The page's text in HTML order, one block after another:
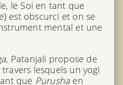
le Soi en tant que
est obscurci et on se
mental et une
, Patanjali propose de
lesquels un yogi
que Purusha en